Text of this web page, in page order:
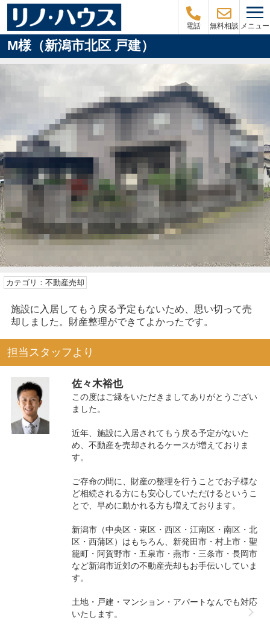
電話 無料相談 メニュー
M様（新潟市北区 戸建）
カテゴリ：不動産売却
施設に入居してもう戻る予定もないため、思い切って売
却しました。財産整理ができてよかったです。
担当スタッフより
佐々木裕也
この度はご縁をいただきましてありがとうござい
ました。
近年、施設に入居されてもう戻る予定がないた
め、不動産を売却されるケースが増えておりま
す。
ご存命の間に、財産の整理を行うことでお子様な
ど相続される方にも安心していただけるというこ
とで、早めに動かれる方も増えております。
新潟市（中央区・東区・西区・江南区・南区・北
区・西蒲区）はもちろん、新発田市・村上市・聖
籠町・阿賀野市・五泉市・燕市・三条市・長岡市
など新潟市近郊の不動産売却もお手伝いしていま
す。
土地・戸建・マンション・アパートなんでも対応
いたします。